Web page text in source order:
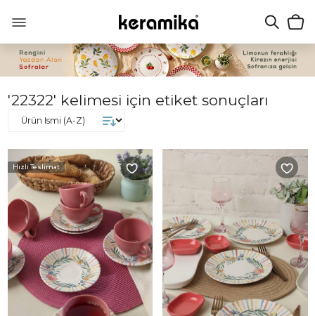
'22322' kelimesi için etiket sonuçları
Hızlı Teslimat